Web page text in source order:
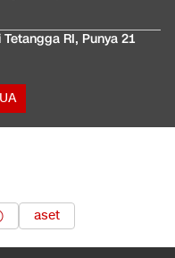
RI, Punya 21
aset